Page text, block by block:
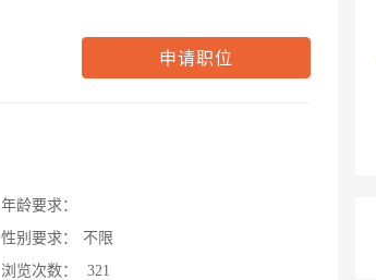
申请职位
年龄要求：
性别要求：
不限
浏览次数：
321